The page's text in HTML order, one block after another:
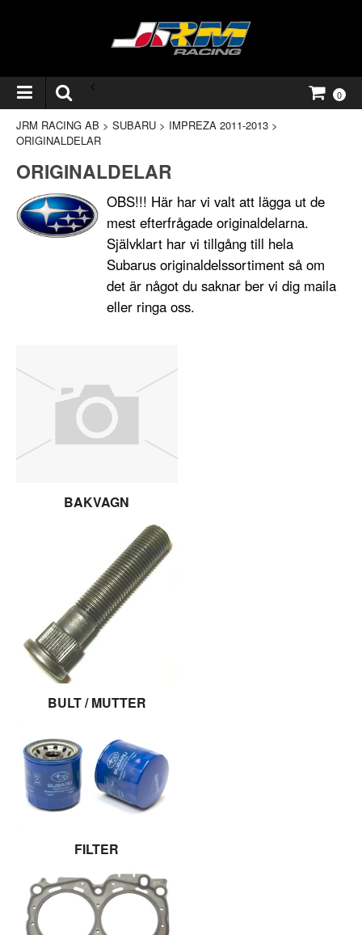
<
0
JRM RACING AB > SUBARU > IMPREZA 2011-2013 >
ORIGINALDELAR
ORIGINALDELAR
OBS!!! Här har vi valt att lägga ut de
mest efterfrågade originaldelarna.
Självklart har vi tillgång till hela
Subarus originaldelssortiment så om
det är något du saknar ber vi dig maila
eller ringa oss.
BAKVAGN
BULT / MUTTER
FILTER